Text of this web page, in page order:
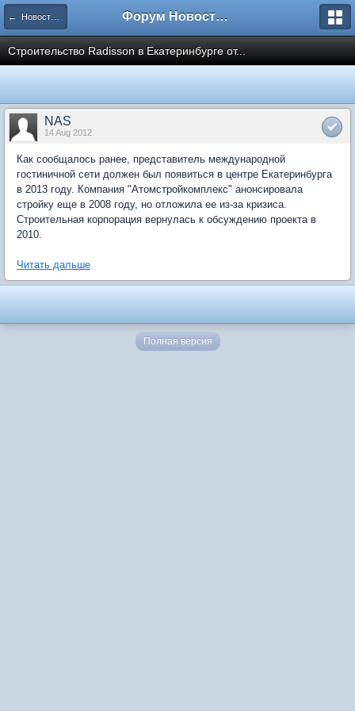
← Новости рынка недвижимости Форум Новостройки
Строительство Radisson в Екатеринбурге от...
NAS
14 Aug 2012
Как сообщалось ранее, представитель международной
гостиничной сети должен был появиться в центре Екатеринбурга
в 2013 году. Компания "Атомстройкомплекс" анонсировала
стройку еще в 2008 году, но отложила ее из-за кризиса.
Строительная корпорация вернулась к обсуждению проекта в
2010.
Читать дальше
Полная версия